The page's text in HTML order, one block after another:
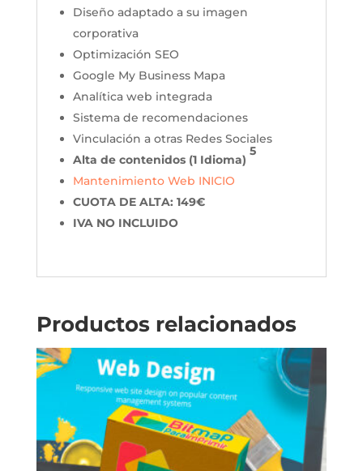
Diseño adaptado a su imagen
corporativa
Optimización SEO
Google My Business Mapa
Analítica web integrada
Sistema de recomendaciones
Vinculación a otras Redes Sociales
Alta de contenidos (1 Idioma)
5
Mantenimiento Web INICIO
CUOTA DE ALTA: 149€
IVA NO INCLUIDO
Productos relacionados